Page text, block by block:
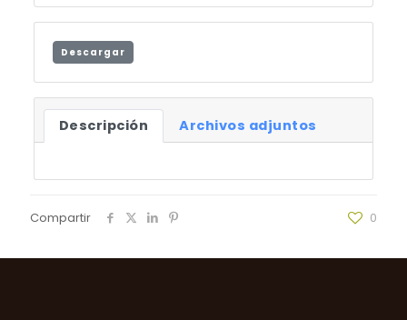
Descargar
Descripción Archivos adjuntos
Compartir 0